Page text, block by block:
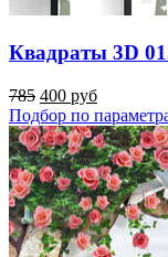
Квадраты 3D
785 400 руб
Подбор по